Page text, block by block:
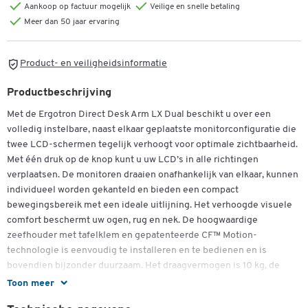
Aankoop op factuur mogelijk
Veilige en snelle betaling
Meer dan 50 jaar ervaring
Product- en veiligheidsinformatie
Toon meer
Productbeschrijving
Met de Ergotron Direct Desk Arm LX Dual beschikt u over een
volledig instelbare, naast elkaar geplaatste monitorconfiguratie die
twee LCD-schermen tegelijk verhoogt voor optimale zichtbaarheid.
Met één druk op de knop kunt u uw LCD’s in alle richtingen
verplaatsen. De monitoren draaien onafhankelijk van elkaar, kunnen
individueel worden gekanteld en bieden een compact
bewegingsbereik met een ideale uitlijning. Het verhoogde visuele
comfort beschermt uw ogen, rug en nek. De hoogwaardige
zeefhouder met tafelklem en gepatenteerde CF™ Motion-
technologie is eenvoudig te installeren en te bedienen en is
bovendien bijzonder duurzaam. Het draagvermogen is 10 kg, de
hellingshoek ligt tussen -15 en 15 graden.
Dubbelklik om in te zoomen